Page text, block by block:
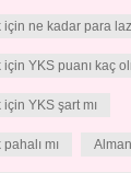
ne kadar para
YKS puanı kaç
YKS şart mı
mı